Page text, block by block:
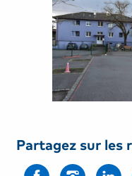
Partagez sur les